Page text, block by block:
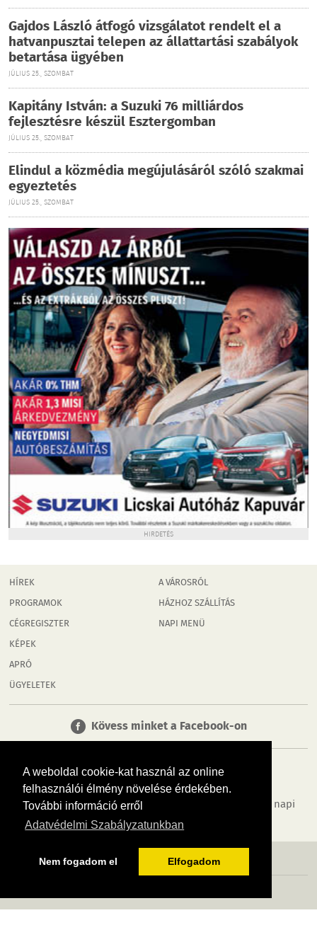
A weboldal cookie-kat használ az online
felhasználói élmény növelése érdekében.
További információ erről
Adatvédelmi Szabályzatunkban
Nem fogadom el Elfogadom
Gajdos László átfogó vizsgálatot rendelt el a
hatvanpusztai telepen az állattartási szabályok
betartása ügyében
JÚLIUS 25., SZOMBAT
Kapitány István: a Suzuki 76 milliárdos
fejlesztésre készül Esztergomban
JÚLIUS 25., SZOMBAT
Elindul a közmédia megújulásáról szóló szakmai
egyeztetés
JÚLIUS 25., SZOMBAT
HIRDETÉS
HÍREK
PROGRAMOK
CÉGREGISZTER
KÉPEK
APRÓ
ÜGYELETEK
A VÁROSRÓL
HÁZHOZ SZÁLLÍTÁS
NAPI MENÜ
Kövess minket a Facebook-on
Tudj meg többet városodról! Hírek, programok, képek, napi
menü, cégek…. és minden, ami Rábaköz
MÉDIAAJÁNLÓ ADATVÉDELEM IMPRESSZUM RÓLUNK